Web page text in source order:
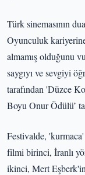
Türk sinemasının
Oyunculuk
almamış olduğunu
saygıyı ve sevgiyi
tarafından 'Düzce
Boyu Onur Ödülü’
Festivalde,
filmi birinci, İranlı
ikinci, Mert